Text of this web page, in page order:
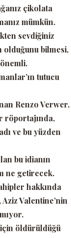
çikolata
mümkün.
sevdiğiniz
olduğunu bilmesi,
tutucu
Renzo Verwer,
röportajında,
ve bu yüzden
bu idianın
ne getirecek.
hakkında
Valentine’nin
için öldürüldüğü